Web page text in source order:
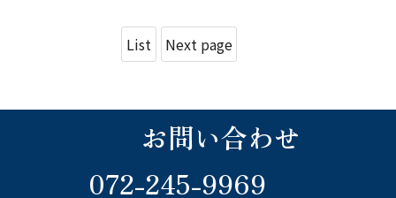
List Next page
お問い合わせ
072-245-9969